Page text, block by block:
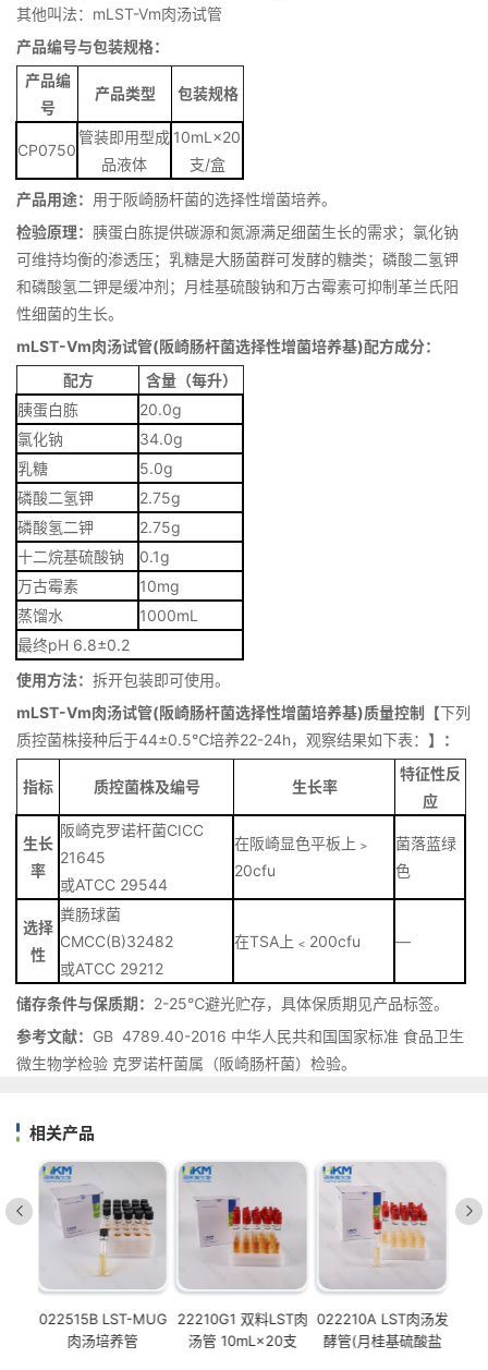
其他叫法：mLST-Vm肉汤试管
产品编号与包装规格：
产品编
号
产品类型 包装规格
CP0750
管装即用型成
品液体
10mL×20
支/盒
产品用途： 用于阪崎肠杆菌的选择性增菌培养。
检验原理： 胰蛋白胨提供碳源和氮源满足细菌生长的需求；氯化钠
可维持均衡的渗透压；乳糖是大肠菌群可发酵的糖类；磷酸二氢钾
和磷酸氢二钾是缓冲剂；月桂基硫酸钠和万古霉素可抑制革兰氏阳
性细菌的生长。
mLST-Vm肉汤试管(阪崎肠杆菌选择性增菌培养基)配方成分：
配方
含量（每升）
胰蛋白胨
20.0g
氯化钠
34.0g
乳糖
5.0g
磷酸二氢钾
2.75g
磷酸氢二钾
2.75g
十二烷基硫酸钠
0.1g
万古霉素
10mg
蒸馏水
1000mL
最终pH 6.8±0.2
使用方法： 拆开包装即可使用。
mLST-Vm肉汤试管(阪崎肠杆菌选择性增菌培养基)质量控制【下列
质控菌株接种后于44±0.5℃培养22-24h，观察结果如下表： 】：
指标 质控菌株及编号 生长率
特征性反
应
生长
率
阪崎克罗诺杆菌CICC
21645
或ATCC 29544
在阪崎显色平板上﹥
20cfu
菌落蓝绿
色
选择
性
粪肠球菌
CMCC(B)32482
或ATCC 29212
在TSA上﹤200cfu —
储存条件与保质期： 2-25℃避光贮存，具体保质期见产品标签。
参考文献： GB 4789.40-2016 中华人民共和国国家标准 食品卫生
微生物学检验 克罗诺杆菌属（阪崎肠杆菌）检验。
相关产品
022515B LST-MUG
肉汤培养管
22210G1 双料LST肉
汤管 10mL×20支
022210A LST肉汤发
酵管(月桂基硫酸盐